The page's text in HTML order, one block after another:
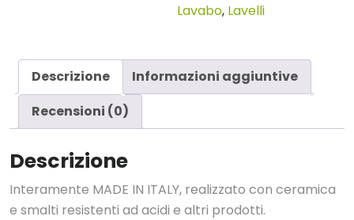
Lavabo, Lavelli
Descrizione
Informazioni aggiuntive
Recensioni (0)
Descrizione
Interamente MADE IN ITALY, realizzato con ceramica
e smalti resistenti ad acidi e altri prodotti.